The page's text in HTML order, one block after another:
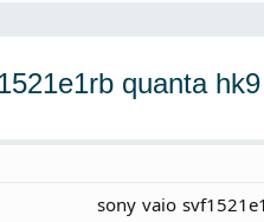
quanta
sony vaio